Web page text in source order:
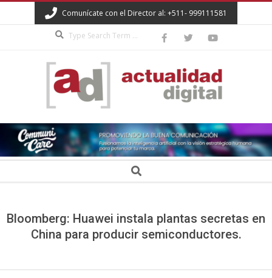
to
Comunícate con el Director al: +511- 999111581
ACTUALIDAD
DIGITAL Search
Bloomberg: Huawei instala plantas secretas en
China para producir semiconductores.